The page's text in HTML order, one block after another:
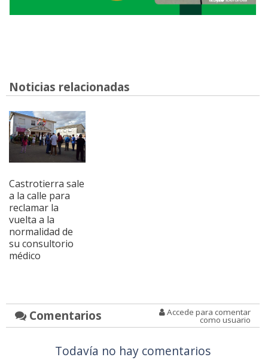
Noticias relacionadas
Castrotierra sale
a la calle para
reclamar la
vuelta a la
normalidad de
su consultorio
médico
Comentarios Accede para comentar
como usuario
Todavía no hay comentarios